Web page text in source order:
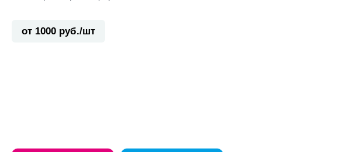
от 1000 руб./шт